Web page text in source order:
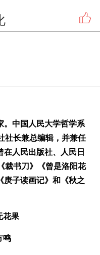
。中国人民大学哲学系
社长兼总编辑，并兼任
人民出版社、人民日
裁书刀》《曾是洛阳花
庚子读画记》和《秋之
花果
鸣